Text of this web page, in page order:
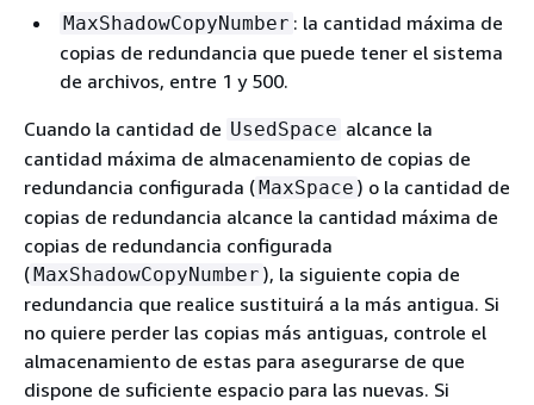
MaxShadowCopyNumber : la cantidad máxima de
copias de redundancia que puede tener el sistema
de archivos, entre 1 y 500.
Cuando la cantidad de UsedSpace alcance la
cantidad máxima de almacenamiento de copias de
redundancia configurada (MaxSpace ) o la cantidad de
copias de redundancia alcance la cantidad máxima de
copias de redundancia configurada
(MaxShadowCopyNumber ), la siguiente copia de
redundancia que realice sustituirá a la más antigua. Si
no quiere perder las copias más antiguas, controle el
almacenamiento de estas para asegurarse de que
dispone de suficiente espacio para las nuevas. Si